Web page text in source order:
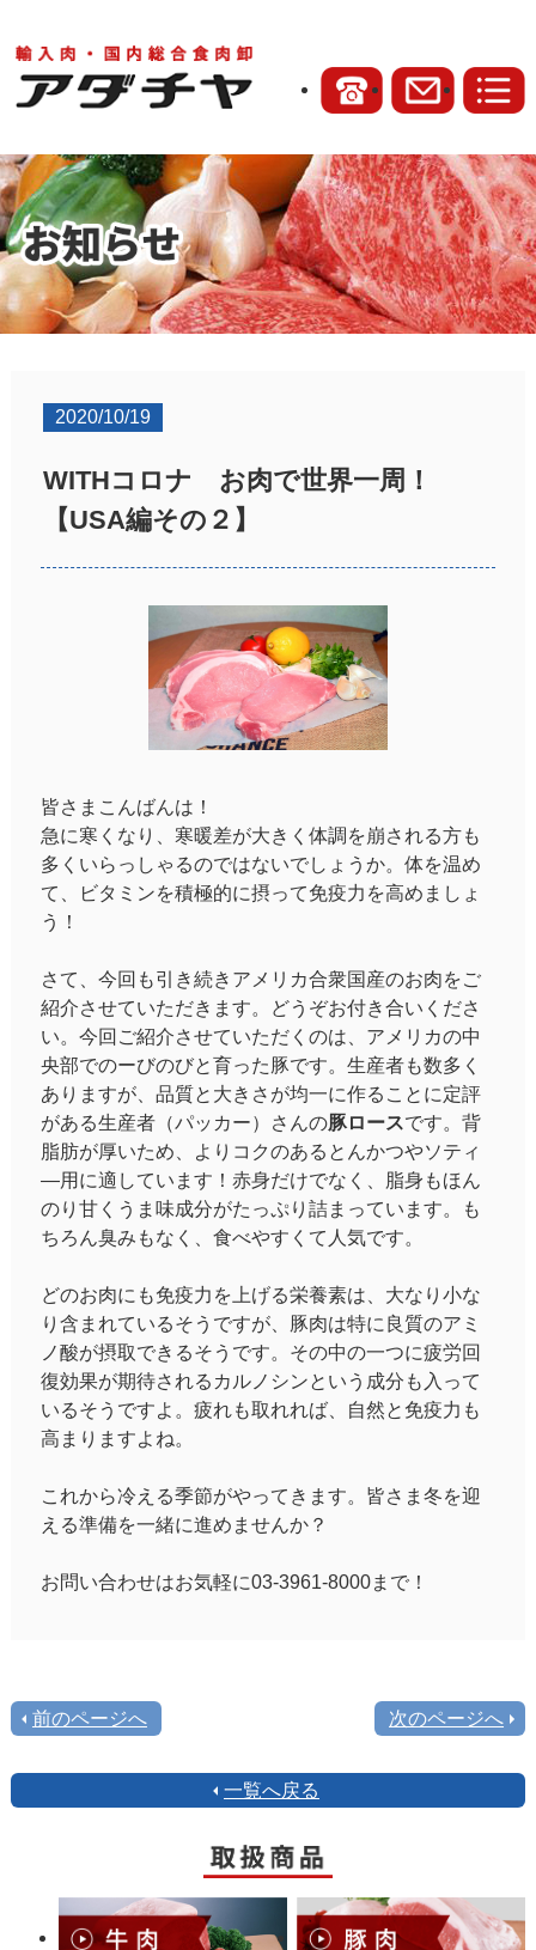
2020/10/19
WITHコロナ お肉で世界一周！
【USA編その２】
皆さまこんばんは！
急に寒くなり、寒暖差が大きく体調を崩される方も
多くいらっしゃるのではないでしょうか。体を温め
て、ビタミンを積極的に摂って免疫力を高めましょ
う！
さて、今回も引き続きアメリカ合衆国産のお肉をご
紹介させていただきます。どうぞお付き合いくださ
い。今回ご紹介させていただくのは、アメリカの中
央部でのーびのびと育った豚です。生産者も数多く
ありますが、品質と大きさが均一に作ることに定評
がある生産者（パッカー）さんの豚ロースです。背
脂肪が厚いため、よりコクのあるとんかつやソティ
―用に適しています！赤身だけでなく、脂身もほん
のり甘くうま味成分がたっぷり詰まっています。も
ちろん臭みもなく、食べやすくて人気です。
どのお肉にも免疫力を上げる栄養素は、大なり小な
り含まれているそうですが、豚肉は特に良質のアミ
ノ酸が摂取できるそうです。その中の一つに疲労回
復効果が期待されるカルノシンという成分も入って
いるそうですよ。疲れも取れれば、自然と免疫力も
高まりますよね。
これから冷える季節がやってきます。皆さま冬を迎
える準備を一緒に進めませんか？
お問い合わせはお気軽に03-3961-8000まで！
前のページへ 次のページへ
一覧へ戻る